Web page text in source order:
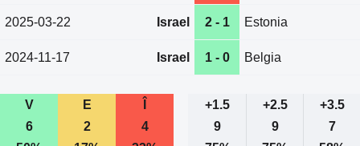
2025-03-22 Israel 2 - 1 Estonia
2024-11-17 Israel 1 - 0 Belgia
V E +1.5 +2.5
+3.5
6
2 4 9 9
7